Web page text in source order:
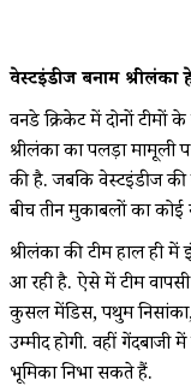
वेस्टइंडीज बनाम
वनडे क्रिकेट में दोनों
श्रीलंका का पलड़ा मामूली
की है. जबकि वेस्टइंडीज की
बीच तीन मुकाबलों का कोई
श्रीलंका की टीम हाल ही
आ रही है. ऐसे में टीम
कुसल मेंडिस, पथुम
उम्मीद होगी. वहीं गेंदबाजी
भूमिका निभा सकते हैं.